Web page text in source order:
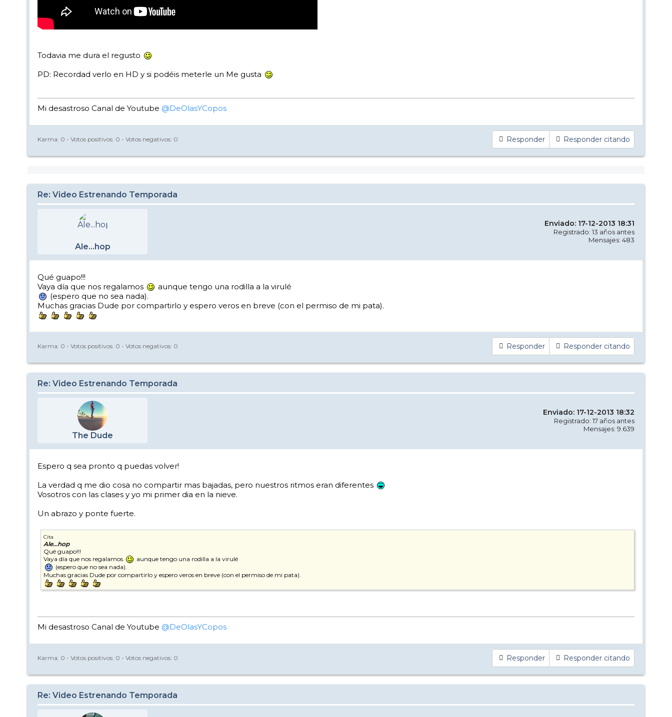
Todavia me dura el regusto
PD: Recordad verlo en HD y si podéis meterle un Me gusta
Mi desastroso Canal de Youtube @DeOlasYCopos
Responder Responder citando
Karma: 0 - Votos positivos: 0 - Votos negativos: 0
Re: Video Estrenando Temporada
Ale...hop
Enviado: 17-12-2013 18:31
Registrado: 13 años antes
Mensajes: 483
Qué guapo!!!
Vaya día que nos regalamos
aunque tengo una rodilla a la virulé
(espero que no sea nada).
Muchas gracias Dude por compartirlo y espero veros en breve (con el permiso de mi pata).
Responder Responder citando
Karma: 0 - Votos positivos: 0 - Votos negativos: 0
Re: Video Estrenando Temporada
The Dude
Enviado: 17-12-2013 18:32
Registrado: 17 años antes
Mensajes: 9.639
Espero q sea pronto q puedas volver!
La verdad q me dio cosa no compartir mas bajadas, pero nuestros ritmos eran diferentes
Vosotros con las clases y yo mi primer dia en la nieve.
Un abrazo y ponte fuerte.
Cita
Ale...hop
Qué guapo!!!
Vaya día que nos regalamos
aunque tengo una rodilla a la virulé
(espero que no sea nada).
Muchas gracias Dude por compartirlo y espero veros en breve (con el permiso de mi pata).
Mi desastroso Canal de Youtube @DeOlasYCopos
Responder Responder citando
Karma: 0 - Votos positivos: 0 - Votos negativos: 0
Re: Video Estrenando Temporada